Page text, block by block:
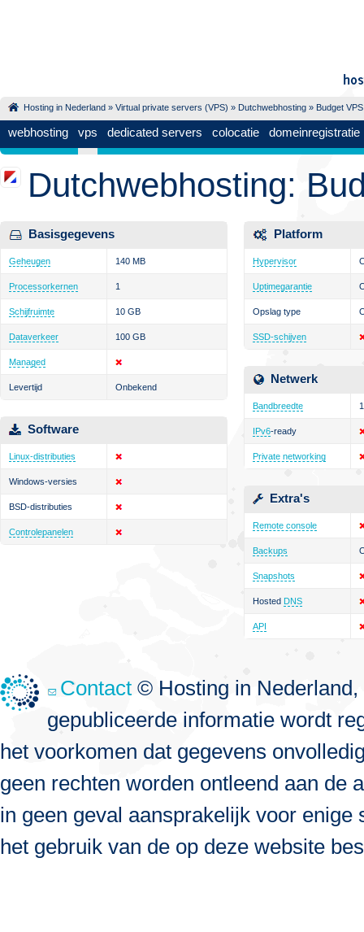
Hosting in Nederland » Virtual private servers (VPS) » Dutchwebhosting » Budget VPS
webhosting vps dedicated servers colocatie domeinregistratie
Dutchwebhosting:
Basisgegevens
Geheugen 140 MB
Processorkernen 1
Schijfruimte 10 GB
Dataverkeer 100 GB
Managed
Levertijd Onbekend
Software
Linux-distributies
Windows-versies
BSD-distributies
Controlepanelen
Platform
Hypervisor
Uptimegarantie
Opslag type
SSD-schijven
Netwerk
Bandbreedte
IPv6-ready
Private networking
Extra's
Remote console
Backups
Snapshots
Hosted DNS
API
Contact © Hosting in
gepubliceerde informatie wordt
het voorkomen dat gegevens
geen rechten worden ontleend aan de
in geen geval aansprakelijk voor
het gebruik van de op deze website